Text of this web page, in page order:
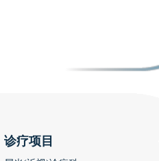
诊疗项目